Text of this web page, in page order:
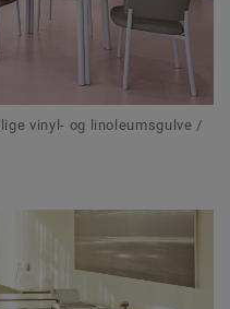
vinyl- og linoleumsgulve /